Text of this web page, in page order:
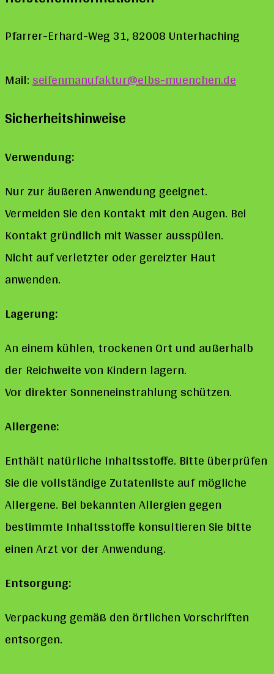
Pfarrer-Erhard-Weg 31, 82008 Unterhaching
Mail:seifenmanufaktur@elbs-muenchen.de
Sicherheitshinweise
Verwendung:
Nur zur äußeren Anwendung geeignet.
Vermeiden Sie den Kontakt mit den Augen. Bei
Kontakt gründlich mit Wasser ausspülen.
Nicht auf verletzter oder gereizter Haut
anwenden.
Lagerung:
An einem kühlen, trockenen Ort und außerhalb
der Reichweite von Kindern lagern.
Vor direkter Sonneneinstrahlung schützen.
Allergene:
Enthält natürliche Inhaltsstoffe. Bitte überprüfen
Sie die vollständige Zutatenliste auf mögliche
Allergene. Bei bekannten Allergien gegen
bestimmte Inhaltsstoffe konsultieren Sie bitte
einen Arzt vor der Anwendung.
Entsorgung:
Verpackung gemäß den örtlichen Vorschriften
entsorgen.